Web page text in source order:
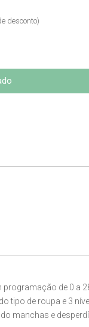
desconto)
programação de 0 a
tipo de roupa e 3
manchas e